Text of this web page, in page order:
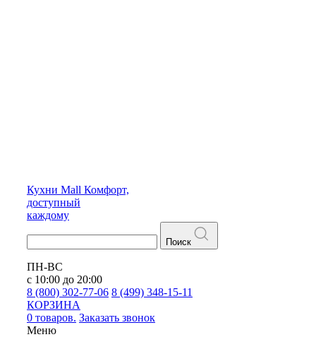
Кухни Mall Комфорт,
доступный
каждому
Поиск
ПН-ВС
с 10:00 до 20:00
8 (800) 302-77-06 8 (499) 348-15-11
КОРЗИНА
0 товаров. Заказать звонок
Меню